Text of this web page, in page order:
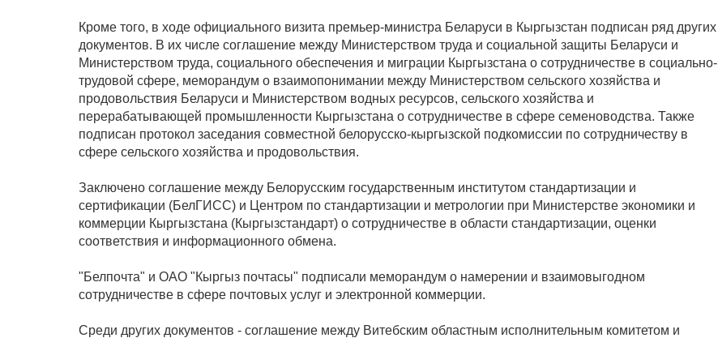
Кроме того, в ходе официального визита премьер-министра Беларуси в Кыргызстан подписан ряд других
документов. В их числе соглашение между Министерством труда и социальной защиты Беларуси и
Министерством труда, социального обеспечения и миграции Кыргызстана о сотрудничестве в социально-
трудовой сфере, меморандум о взаимопонимании между Министерством сельского хозяйства и
продовольствия Беларуси и Министерством водных ресурсов, сельского хозяйства и
перерабатывающей промышленности Кыргызстана о сотрудничестве в сфере семеноводства. Также
подписан протокол заседания совместной белорусско-кыргызской подкомиссии по сотрудничеству в
сфере сельского хозяйства и продовольствия.
Заключено соглашение между Белорусским государственным институтом стандартизации и
сертификации (БелГИСС) и Центром по стандартизации и метрологии при Министерстве экономики и
коммерции Кыргызстана (Кыргызстандарт) о сотрудничестве в области стандартизации, оценки
соответствия и информационного обмена.
"Белпочта" и ОАО "Кыргыз почтасы" подписали меморандум о намерении и взаимовыгодном
сотрудничестве в сфере почтовых услуг и электронной коммерции.
Среди других документов - соглашение между Витебским областным исполнительным комитетом и